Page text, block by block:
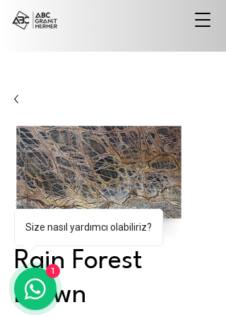
Rain Forest
Brown
Size nasıl yardımcı olabiliriz?
1